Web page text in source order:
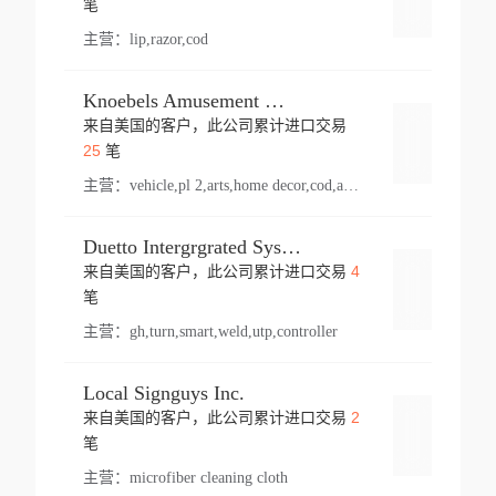
笔
主营： lip,razor,cod
Knoebels Amusement Resort
来自美国的客户，此公司累计进口交易
25笔
主营： vehicle,pl 2,arts,home decor,cod,amusement ride,sea
Duetto Intergrgrated Systems Inc.
来自美国的客户，此公司累计进口交易 4
笔
主营： gh,turn,smart,weld,utp,controller
Local Signguys Inc.
来自美国的客户，此公司累计进口交易 2
笔
主营： microfiber cleaning cloth